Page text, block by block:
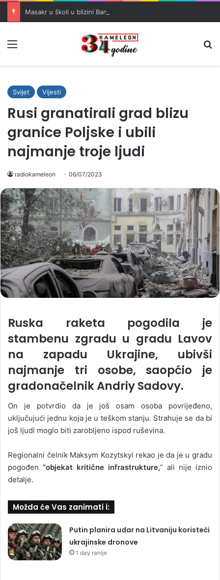
Svijet Vijesti
Rusi granatirali grad blizu
granice Poljske i ubili
najmanje troje ljudi
radiokameleon 06/07/2023
Ruska raketa pogodila je
stambenu zgradu u gradu Lavov
na zapadu Ukrajine, ubivši
najmanje tri osobe, saopćio je
gradonačelnik Andriy Sadovy.
On je potvrdio da je još osam osoba povrijeđeno,
uključujući jednu koja je u teškom stanju. Strahuje se da bi
još ljudi moglo biti zarobljeno ispod ruševina.
Regionalni čelnik Maksym Kozytskyi rekao je da je u gradu
pogođen “objekat kritične infrastrukture,” ali nije iznio
detalje.
Možda će Vas zanimati i:
Putin planira udar na Litvaniju koristeći
ukrajinske dronove
1 day ranije